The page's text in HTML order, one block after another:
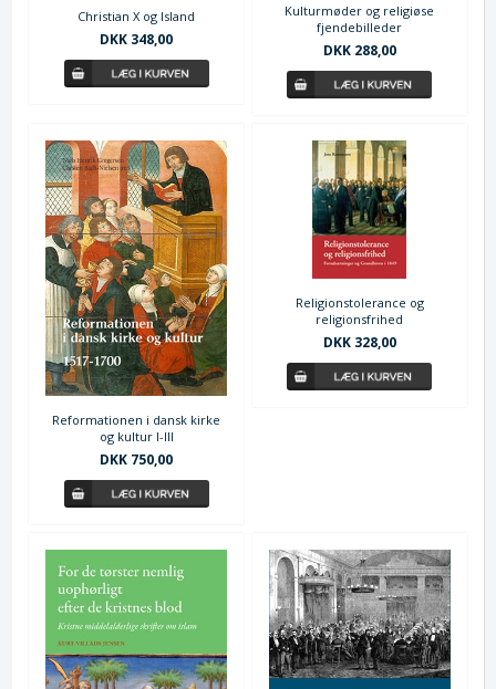
Christian X og Island
DKK 348,00
Kulturmøder og religiøse
fjendebilleder
DKK 288,00
Reformationen i dansk kirke
og kultur I-III
DKK 750,00
Religionstolerance og
religionsfrihed
DKK 328,00